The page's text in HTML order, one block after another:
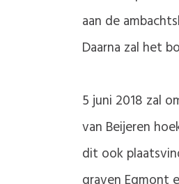
aan de
Daarna zal het
5 juni 2018 zal
van Beijeren
dit ook